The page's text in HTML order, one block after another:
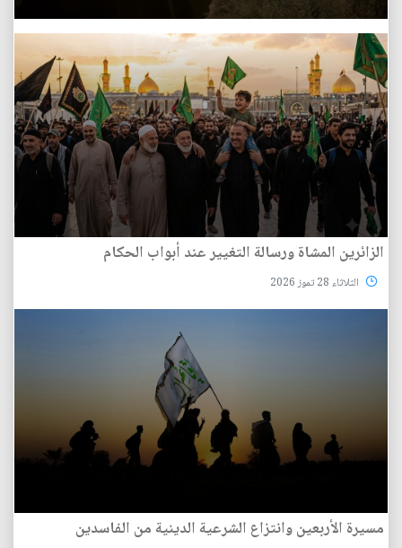
الزائرين المشاة ورسالة التغيير عند أبواب الحكام
الثلاثاء 28 تموز 2026
مسيرة الأربعين وانتزاع الشرعية الدينية من الفاسدين